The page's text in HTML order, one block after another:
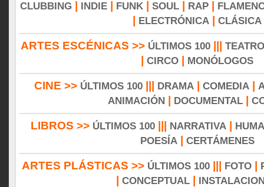
CLUBBING
INDIE FUNK SOUL RAP
ELECTRÓNICA CLÁSICA
ARTES ESCÉNICAS >> ÚLTIMOS 100||| TEATRO
CIRCO MONÓLOGOS
CINE >> ÚLTIMOS 100 DRAMA COMEDIA
ANIMACIÓN
DOCUMENTAL|
LIBROS >> ÚLTIMOS 100 NARRATIVA
POESÍA| CERTÁMENES
ARTES PLÁSTICAS >> ÚLTIMOS 100 FOTO
CONCEPTUAL